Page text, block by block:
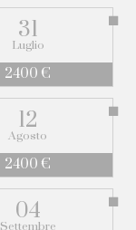
31
Luglio
2400 €
12
Agosto
2400 €
04
Settembre